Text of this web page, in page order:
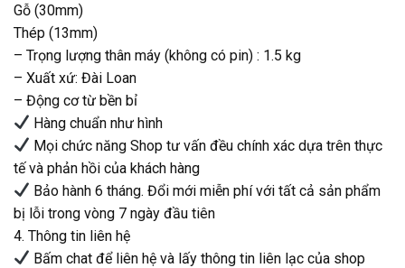
Gỗ (30mm)
Thép (13mm)
– Trọng lượng thân máy (không có pin) : 1.5 kg
– Xuất xứ: Đài Loan
– Động cơ từ bền bỉ
Hàng chuẩn như hình
Mọi chức năng Shop tư vấn đều chính xác dựa trên thực
tế và phản hồi của khách hàng
Bảo hành 6 tháng. Đổi mới miễn phí với tất cả sản phẩm
bị lỗi trong vòng 7 ngày đầu tiên
4. Thông tin liên hệ
Bấm chat để liên hệ và lấy thông tin liên lạc của shop